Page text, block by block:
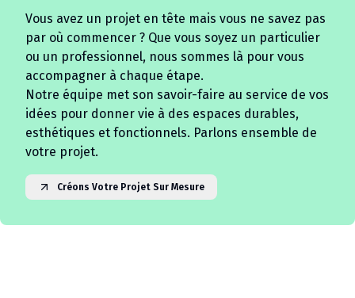
Vous avez un projet en tête mais vous ne savez pas
par où commencer ? Que vous soyez un particulier
ou un professionnel, nous sommes là pour vous
accompagner à chaque étape.
Notre équipe met son savoir-faire au service de vos
idées pour donner vie à des espaces durables,
esthétiques et fonctionnels. Parlons ensemble de
votre projet.
Créons Votre Projet Sur Mesure